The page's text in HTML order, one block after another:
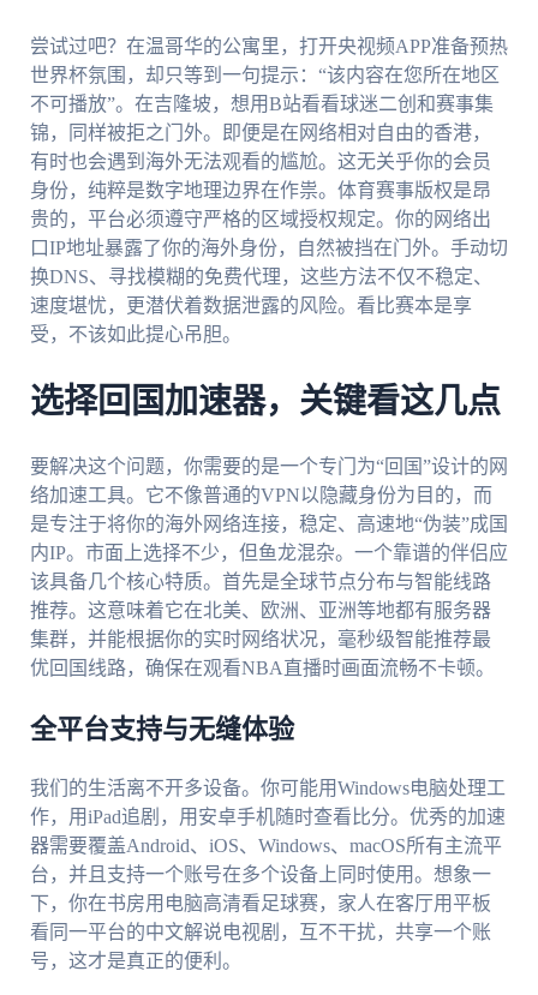
尝试过吧？在温哥华的公寓里，打开央视频APP准备预热
世界杯氛围，却只等到一句提示：“该内容在您所在地区
不可播放”。在吉隆坡，想用B站看看球迷二创和赛事集
锦，同样被拒之门外。即便是在网络相对自由的香港，
有时也会遇到海外无法观看的尴尬。这无关乎你的会员
身份，纯粹是数字地理边界在作祟。体育赛事版权是昂
贵的，平台必须遵守严格的区域授权规定。你的网络出
口IP地址暴露了你的海外身份，自然被挡在门外。手动切
换DNS、寻找模糊的免费代理，这些方法不仅不稳定、
速度堪忧，更潜伏着数据泄露的风险。看比赛本是享
受，不该如此提心吊胆。
选择回国加速器，关键看这几点
要解决这个问题，你需要的是一个专门为“回国”设计的网
络加速工具。它不像普通的VPN以隐藏身份为目的，而
是专注于将你的海外网络连接，稳定、高速地“伪装”成国
内IP。市面上选择不少，但鱼龙混杂。一个靠谱的伴侣应
该具备几个核心特质。首先是全球节点分布与智能线路
推荐。这意味着它在北美、欧洲、亚洲等地都有服务器
集群，并能根据你的实时网络状况，毫秒级智能推荐最
优回国线路，确保在观看NBA直播时画面流畅不卡顿。
全平台支持与无缝体验
我们的生活离不开多设备。你可能用Windows电脑处理工
作，用iPad追剧，用安卓手机随时查看比分。优秀的加速
器需要覆盖Android、iOS、Windows、macOS所有主流平
台，并且支持一个账号在多个设备上同时使用。想象一
下，你在书房用电脑高清看足球赛，家人在客厅用平板
看同一平台的中文解说电视剧，互不干扰，共享一个账
号，这才是真正的便利。